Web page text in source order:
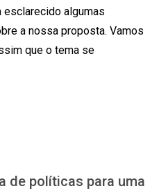
esclarecido algumas
a nossa proposta. Vamos
que o tema se
de políticas para uma